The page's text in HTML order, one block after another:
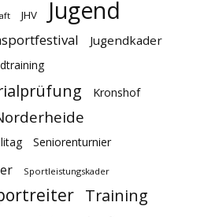
JHV Jugend
Jugendkader
Kronshof
Seniorenturnier
Sportleistungskader
Training